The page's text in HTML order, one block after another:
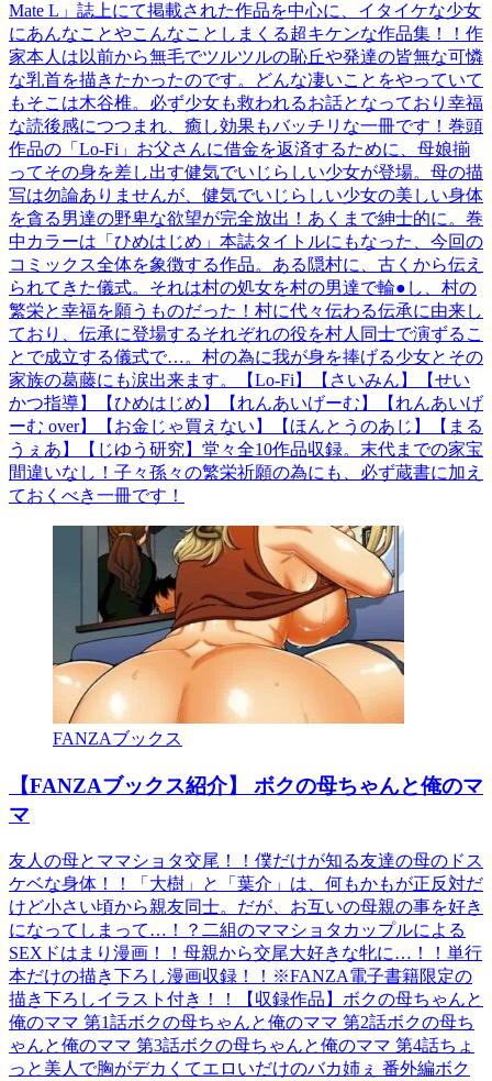
Mate L」誌上にて掲載された作品を中心に、イタイケな少女
にあんなことやこんなことしまくる超キケンな作品集！！作
家本人は以前から無毛でツルツルの恥丘や発達の皆無な可憐
な乳首を描きたかったのです。どんな凄いことをやっていて
もそこは木谷椎。必ず少女も救われるお話となっており幸福
な読後感につつまれ、癒し効果もバッチリな一冊です！巻頭
作品の「Lo-Fi」お父さんに借金を返済するために、母娘揃
ってその身を差し出す健気でいじらしい少女が登場。母の描
写は勿論ありませんが、健気でいじらしい少女の美しい身体
を貪る男達の野卑な欲望が完全放出！あくまで紳士的に。巻
中カラーは「ひめはじめ」本誌タイトルにもなった、今回の
コミックス全体を象徴する作品。ある隠村に、古くから伝え
られてきた儀式。それは村の処女を村の男達で輪●し、村の
繁栄と幸福を願うものだった！村に代々伝わる伝承に由来し
ており、伝承に登場するそれぞれの役を村人同士で演ずるこ
とで成立する儀式で…。村の為に我が身を捧げる少女とその
家族の葛藤にも涙出来ます。【Lo-Fi】【さいみん】【せい
かつ指導】【ひめはじめ】【れんあいげーむ】【れんあいげ
ーむ over】【お金じゃ買えない】【ほんとうのあじ】【まる
うぇあ】【じゆう研究】堂々全10作品収録。末代までの家宝
間違いなし！子々孫々の繁栄祈願の為にも、必ず蔵書に加え
ておくべき一冊です！
FANZAブックス
【FANZAブックス紹介】 ボクの母ちゃんと俺のマ
マ
友人の母とママショタ交尾！！僕だけが知る友達の母のドス
ケベな身体！！「大樹」と「葉介」は、何もかもが正反対だ
けど小さい頃から親友同士。だが、お互いの母親の事を好き
になってしまって…！？二組のママショタカップルによる
SEXドはまり漫画！！母親から交尾大好きな牝に…！！単行
本だけの描き下ろし漫画収録！！※FANZA電子書籍限定の
描き下ろしイラスト付き！！【収録作品】ボクの母ちゃんと
俺のママ 第1話ボクの母ちゃんと俺のママ 第2話ボクの母ち
ゃんと俺のママ 第3話ボクの母ちゃんと俺のママ 第4話ちょ
っと美人で胸がデカくてエロいだけのバカ姉ぇ 番外編ボク